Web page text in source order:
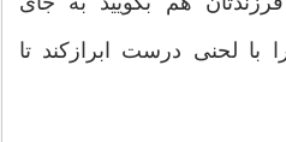
با لحنی درست ابرازکند تا